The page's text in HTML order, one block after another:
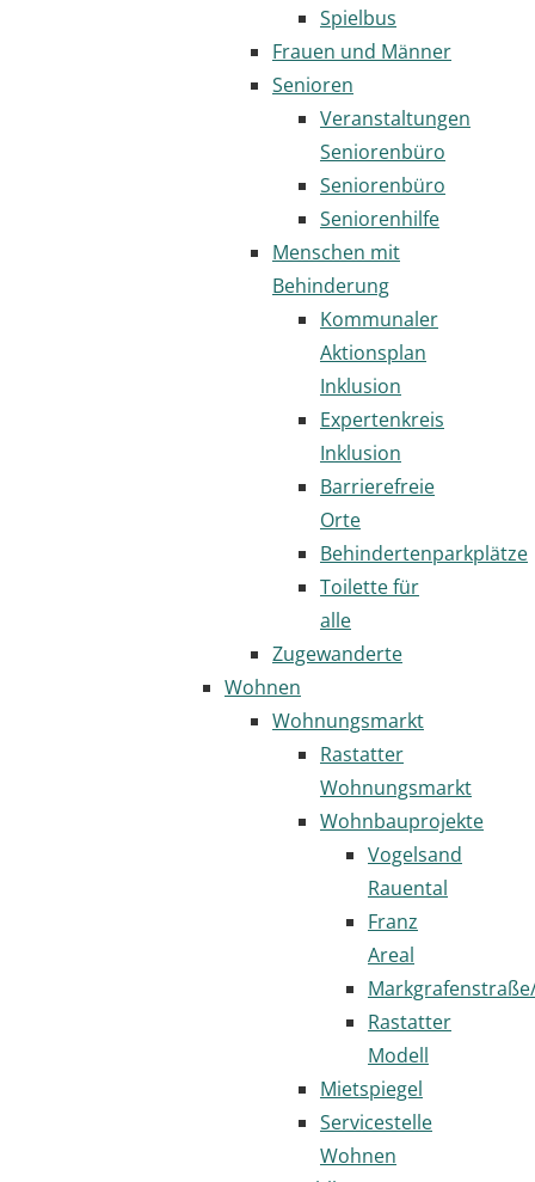
Spielbus
Frauen und Männer
Senioren
Veranstaltungen
Seniorenbüro
Seniorenbüro
Seniorenhilfe
Menschen mit
Behinderung
Kommunaler
Aktionsplan
Inklusion
Expertenkreis
Inklusion
Barrierefreie
Orte
Behindertenparkplätze
Toilette für
alle
Zugewanderte
Wohnen
Wohnungsmarkt
Rastatter
Wohnungsmarkt
Wohnbauprojekte
Vogelsand
Rauental
Franz
Areal
Rastatter
Modell
Mietspiegel
Servicestelle
Wohnen